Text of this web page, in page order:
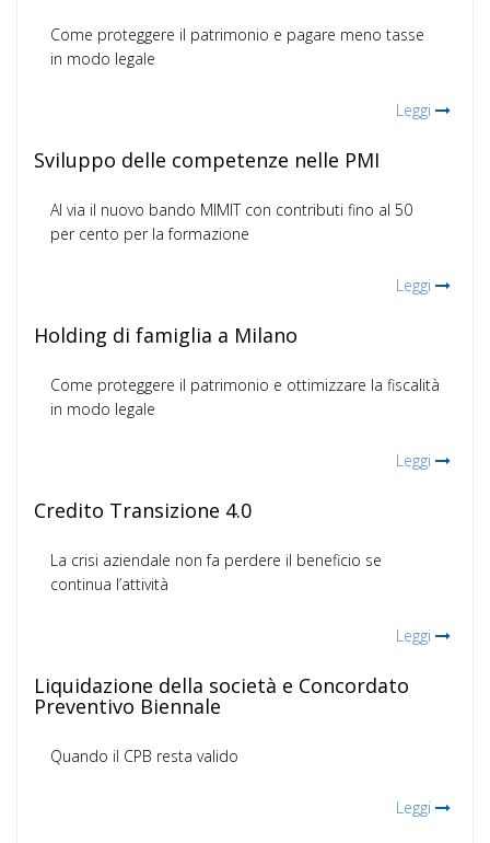
Come proteggere il patrimonio e pagare meno tasse
in modo legale
Leggi
Sviluppo delle competenze nelle PMI
Al via il nuovo bando MIMIT con contributi fino al 50
per cento per la formazione
Leggi
Holding di famiglia a Milano
Come proteggere il patrimonio e ottimizzare la fiscalità
in modo legale
Leggi
Credito Transizione 4.0
La crisi aziendale non fa perdere il beneficio se
continua l’attività
Leggi
Liquidazione della società e Concordato
Preventivo Biennale
Quando il CPB resta valido
Leggi